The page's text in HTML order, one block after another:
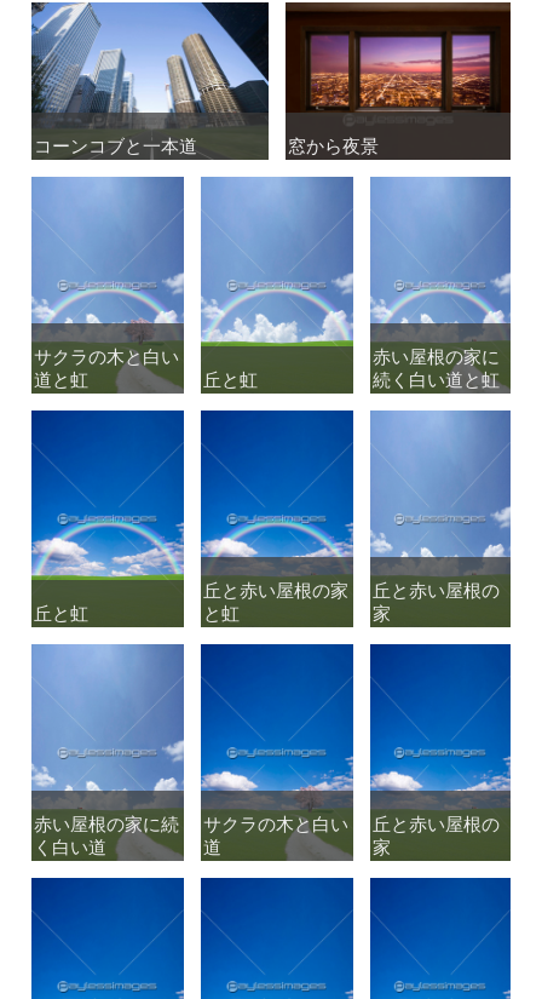
コーンコブと一本道
コーンコブと一本道 窓から夜景
窓から夜景
サクラの木と白い
道と虹
サクラの木と白い
道と虹
丘と虹
丘と虹
赤い屋根の家に
続く白い道と虹
赤い屋根の家に
続く白い道と虹
丘と虹
丘と虹
丘と赤い屋根の家
と虹
丘と赤い屋根の家
と虹
丘と赤い屋根の
家
丘と赤い屋根の
家
赤い屋根の家に続
く白い道
赤い屋根の家に続
く白い道
サクラの木と白い
道
サクラの木と白い
道
丘と赤い屋根の
家
丘と赤い屋根の
家